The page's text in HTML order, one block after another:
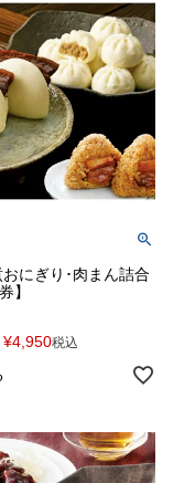
にぎり･肉まん詰合
】
¥4,950税込